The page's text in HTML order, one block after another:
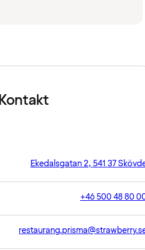
Ekedalsgatan 2, 541 37
+46 500 48 80